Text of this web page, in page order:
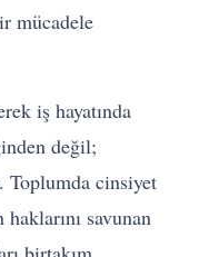
mücadele
iş hayatında
değil;
Toplumda cinsiyet
savunan